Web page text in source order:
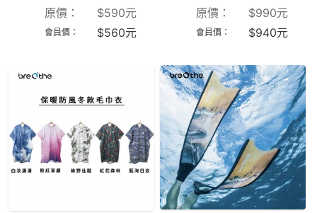
原價： $590元
會員價： $560元
原價： $990元
會員價： $940元